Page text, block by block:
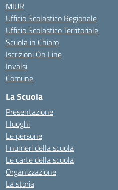
MIUR
Ufficio Scolastico Regionale
Ufficio Scolastico Territoriale
Scuola in Chiaro
Iscrizioni On Line
Invalsi
Comune
La Scuola
Presentazione
I luoghi
Le persone
I numeri della scuola
Le carte della scuola
Organizzazione
La storia